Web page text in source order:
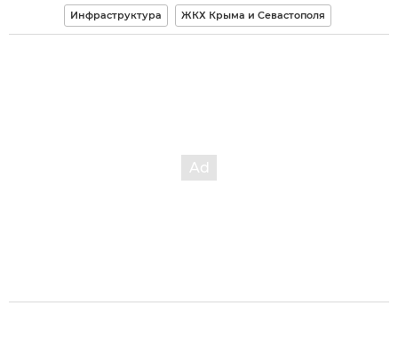
Инфраструктура ЖКХ Крыма и Севастополя